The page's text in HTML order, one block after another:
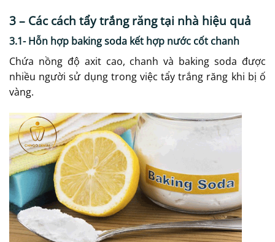
3 – Các cách tẩy trắng răng tại nhà hiệu quả
3.1- Hỗn hợp baking soda kết hợp nước cốt chanh
Chứa nồng độ axit cao, chanh và baking soda được
nhiều người sử dụng trong việc tẩy trắng răng khi bị ố
vàng.